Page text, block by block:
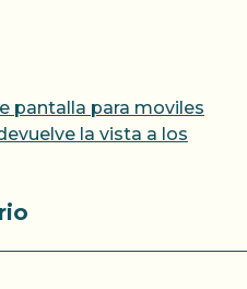
pantalla para moviles
la vista a los